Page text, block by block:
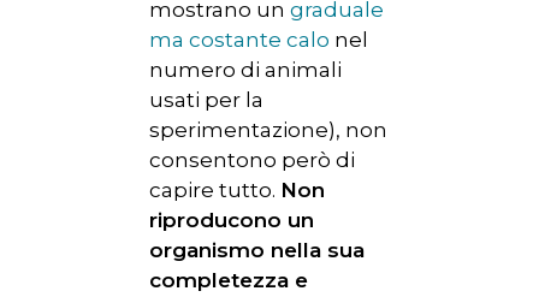
mostrano un graduale
ma costante calo nel
numero di animali
usati per la
sperimentazione), non
consentono però di
capire tutto. Non
riproducono un
organismo nella sua
completezza e